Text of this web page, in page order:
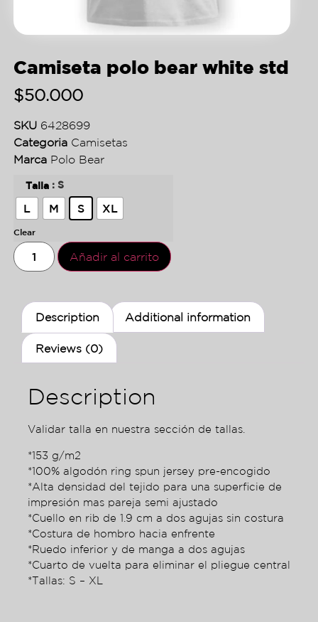
Camiseta polo bear white std
$50.000
SKU 6428699
Categoria Camisetas
Marca Polo Bear
Talla : S
L M S XL
Clear
Añadir al carrito
Description Additional information
Reviews (0)
Description
Validar talla en nuestra sección de tallas.
*153 g/m2
*100% algodón ring spun jersey pre-encogido
*Alta densidad del tejido para una superficie de
impresión mas pareja semi ajustado
*Cuello en rib de 1.9 cm a dos agujas sin costura
*Costura de hombro hacia enfrente
*Ruedo inferior y de manga a dos agujas
*Cuarto de vuelta para eliminar el pliegue central
*Tallas: S – XL